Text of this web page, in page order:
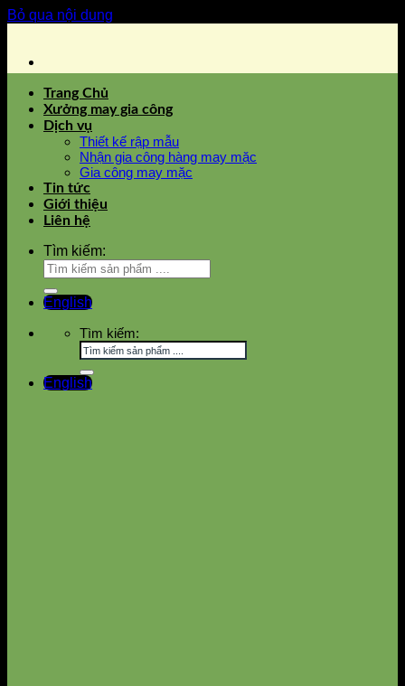
Bỏ qua nội dung
Trang Chủ
Xưởng may gia công
Dịch vụ
Thiết kế rập mẫu
Nhận gia công hàng may mặc
Gia công may mặc
Tin tức
Giới thiệu
Liên hệ
Tìm kiếm:
English
Tìm kiếm:
English